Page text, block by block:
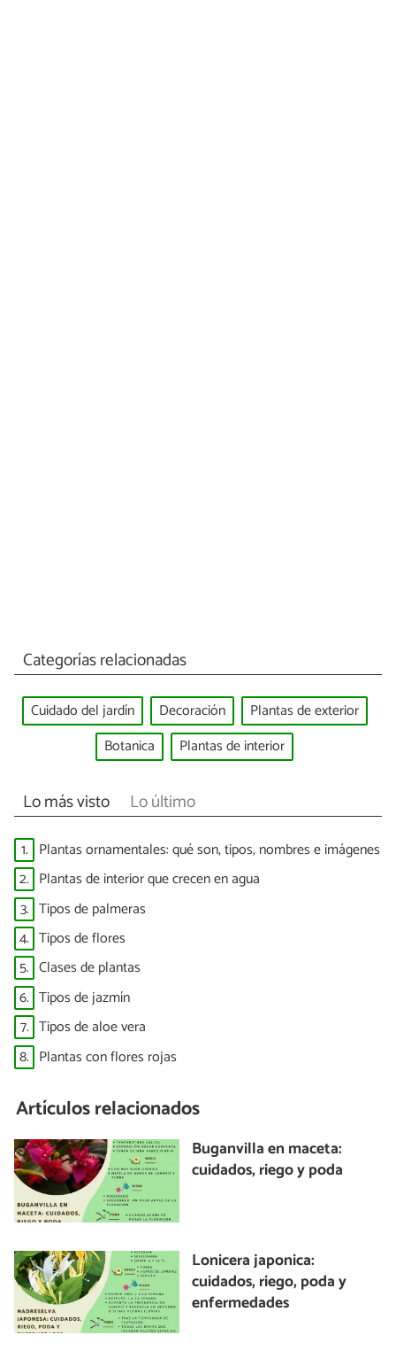
Categorías relacionadas
Cuidado del jardín Decoración
Plantas de exterior
Botanica
Plantas de interior
Lo más visto Lo último
1. Plantas ornamentales: qué son, tipos, nombres e imágenes
2. Plantas de interior que crecen en agua
3. Tipos de palmeras
4. Tipos de flores
5. Clases de plantas
6. Tipos de jazmín
7. Tipos de aloe vera
8. Plantas con flores rojas
Artículos relacionados
Buganvilla en maceta:
cuidados, riego y poda
Lonicera japonica:
cuidados, riego, poda y
enfermedades